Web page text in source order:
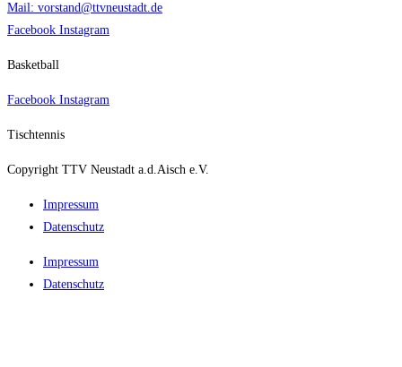
Mail: vorstand@ttvneustadt.de
Facebook Instagram
Basketball
Facebook Instagram
Tischtennis
Copyright TTV Neustadt a.d.Aisch e.V.
Impres­sum
Daten­schutz
Impres­sum
Daten­schutz